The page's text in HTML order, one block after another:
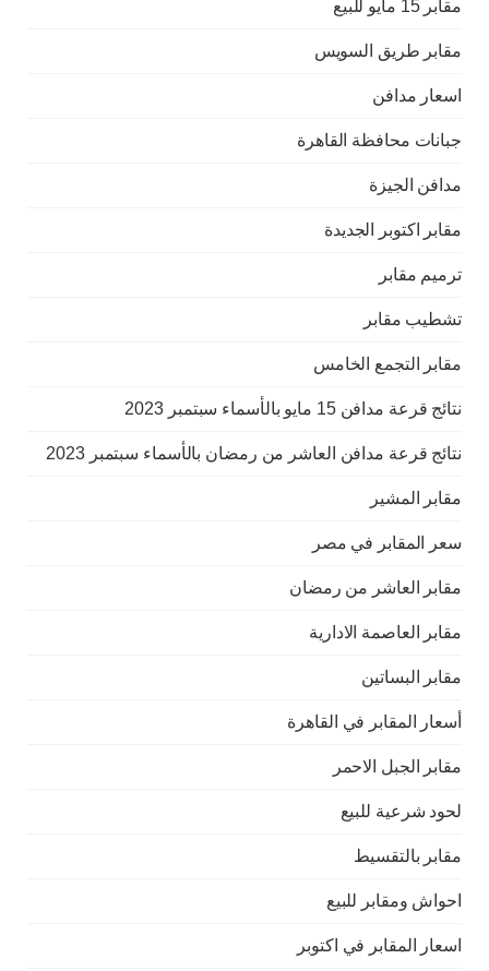
مقابر 15 مايو للبيع
مقابر طريق السويس
اسعار مدافن
جبانات محافظة القاهرة
مدافن الجيزة
مقابر اكتوبر الجديدة
ترميم مقابر
تشطيب مقابر
مقابر التجمع الخامس
نتائج قرعة مدافن 15 مايو بالأسماء سبتمبر 2023
نتائج قرعة مدافن العاشر من رمضان بالأسماء سبتمبر 2023
مقابر المشير
سعر المقابر في مصر
مقابر العاشر من رمضان
مقابر العاصمة الادارية
مقابر البساتين
أسعار المقابر في القاهرة
مقابر الجبل الاحمر
لحود شرعية للبيع
مقابر بالتقسيط
احواش ومقابر للبيع
اسعار المقابر في اكتوبر